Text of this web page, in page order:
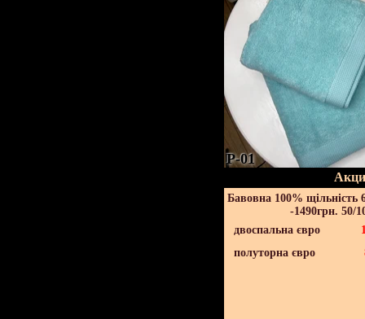
P-01
Бавовна 100% щільність
-1490грн. 50/
двоспальна євро
полуторна євро